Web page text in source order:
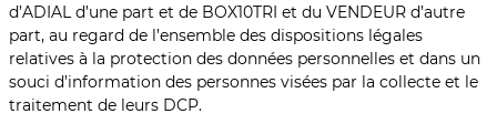
d’ADIAL d’une part et de BOX10TRI et du VENDEUR d’autre
part, au regard de l’ensemble des dispositions légales
relatives à la protection des données personnelles et dans un
souci d’information des personnes visées par la collecte et le
traitement de leurs DCP.